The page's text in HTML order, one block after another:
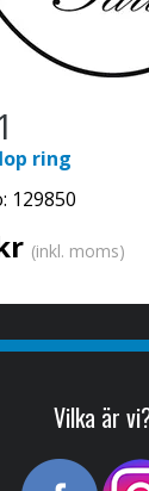
ring
129850
(inkl. moms)
Vilka är